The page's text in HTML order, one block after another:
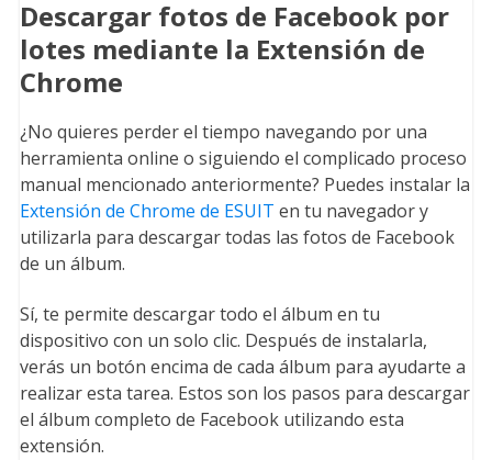
Descargar fotos de Facebook por
lotes mediante la Extensión de
Chrome
¿No quieres perder el tiempo navegando por una
herramienta online o siguiendo el complicado proceso
manual mencionado anteriormente? Puedes instalar la
Extensión de Chrome de ESUIT en tu navegador y
utilizarla para descargar todas las fotos de Facebook
de un álbum.
Sí, te permite descargar todo el álbum en tu
dispositivo con un solo clic. Después de instalarla,
verás un botón encima de cada álbum para ayudarte a
realizar esta tarea. Estos son los pasos para descargar
el álbum completo de Facebook utilizando esta
extensión.